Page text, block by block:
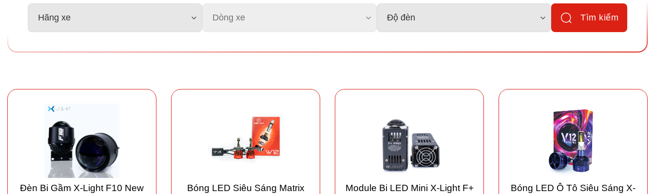
Tìm kiếm
Đèn Bi Gầm X-Light F10 New
Bóng LED Siêu Sáng Matrix
Module Bi LED Mini X-Light F+
Bóng LED Ô Tô Siêu Sáng X-